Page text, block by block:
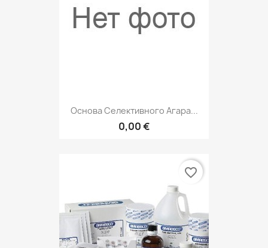
Основа Селективного Агара...
0,00 €
favorite_border